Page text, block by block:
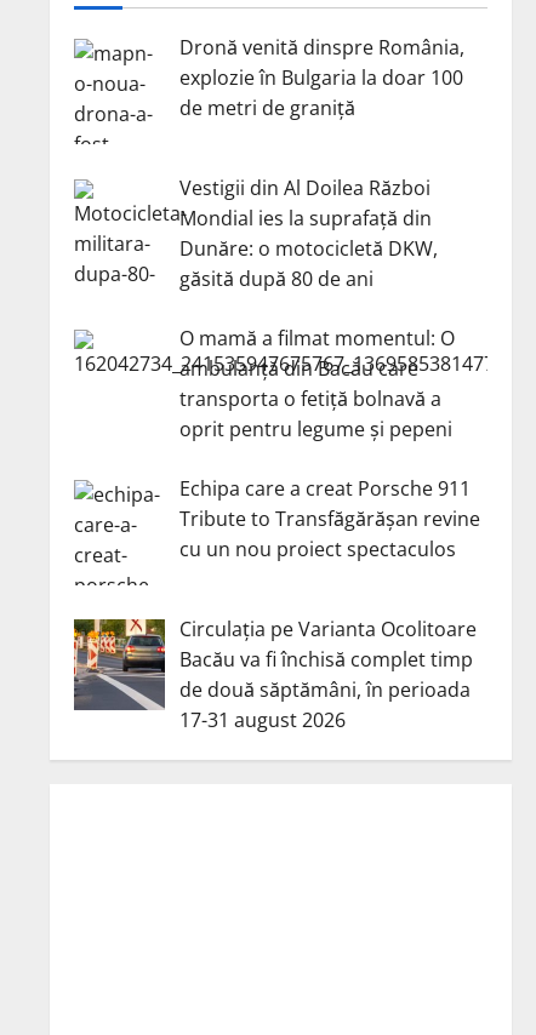
Dronă venită dinspre România,
explozie în Bulgaria la doar 100
de metri de graniță
Vestigii din Al Doilea Război
Mondial ies la suprafață din
Dunăre: o motocicletă DKW,
găsită după 80 de ani
O mamă a filmat momentul: O
ambulanță din Bacău care
transporta o fetiță bolnavă a
oprit pentru legume și pepeni
Echipa care a creat Porsche 911
Tribute to Transfăgărășan revine
cu un nou proiect spectaculos
Circulația pe Varianta Ocolitoare
Bacău va fi închisă complet timp
de două săptămâni, în perioada
17-31 august 2026